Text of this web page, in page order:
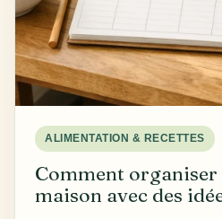
ALIMENTATION & RECETTES
Comment organiser
maison avec des